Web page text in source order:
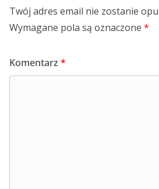
Twój adres email nie zostanie
Wymagane pola są oznaczone *
Komentarz *